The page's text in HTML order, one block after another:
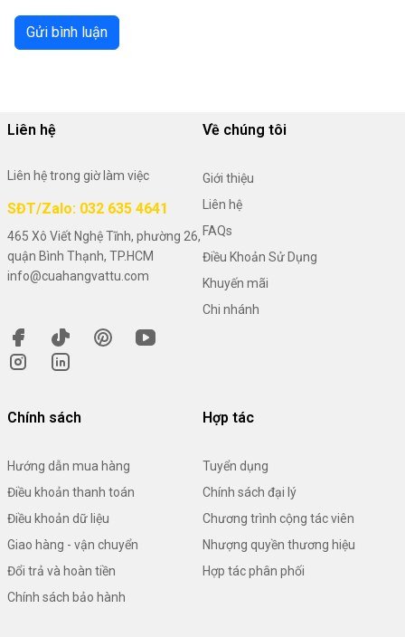
Gửi bình luận
Liên hệ
Liên hệ trong giờ làm việc
SĐT/Zalo: 032 635 4641
465 Xô Viết Nghệ Tĩnh, phường 26,
quận Bình Thạnh, TP.HCM
info@cuahangvattu.com
Về chúng tôi
Giới thiệu
Liên hệ
FAQs
Điều Khoản Sử Dụng
Khuyến mãi
Chi nhánh
Chính sách
Hướng dẫn mua hàng
Điều khoản thanh toán
Điều khoản dữ liệu
Giao hàng - vận chuyển
Đổi trả và hoàn tiền
Chính sách bảo hành
Hợp tác
Tuyển dụng
Chính sách đại lý
Chương trình cộng tác viên
Nhượng quyền thương hiệu
Hợp tác phân phối